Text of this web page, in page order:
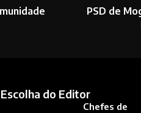
PSD de
Escolha do Editor
Chefes de